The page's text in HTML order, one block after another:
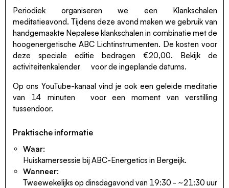
Periodiek organiseren we een Klankschalen
meditatieavond. Tijdens deze avond maken we gebruik van
handgemaakte Nepalese klankschalen in combinatie met de
hoogenergetische ABC Lichtinstrumenten. De kosten voor
deze speciale editie bedragen €20,00. Bekijk de
activiteitenkalender
voor de ingeplande datums.
Op ons YouTube-kanaal vind je ook een geleide meditatie
van 14 minuten
voor een moment van verstilling
tussendoor.
Praktische informatie
Waar:
Huiskamersessie bij ABC-Energetics in Bergeijk.
Wanneer:
Tweewekelijks op dinsdagavond van 19:30 - ~21:30 uur